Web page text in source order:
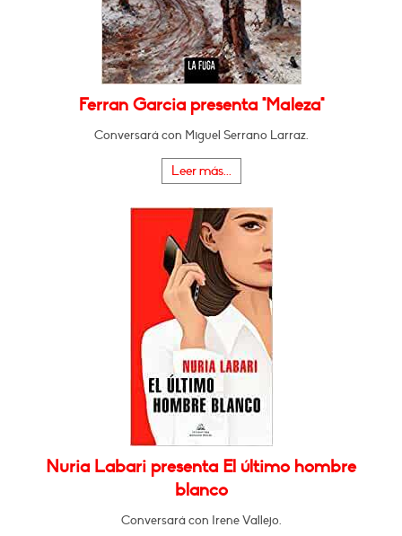
Ferran Garcia presenta "Maleza"
Conversará con Miguel Serrano Larraz.
Leer más...
Nuria Labari presenta El último hombre
blanco
Conversará con Irene Vallejo.